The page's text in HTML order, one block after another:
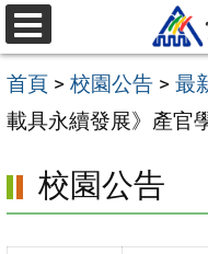
跳
至
主
要
容
區
選
單
首頁 > 校園公告 > 最
載具永續發展》產官
校園公告